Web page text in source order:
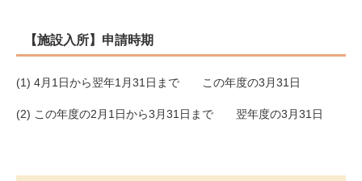
【施設入所】申請時期
(1) 4月1日から翌年1月31日まで この年度の3月31日
(2) この年度の2月1日から3月31日まで 翌年度の3月31日